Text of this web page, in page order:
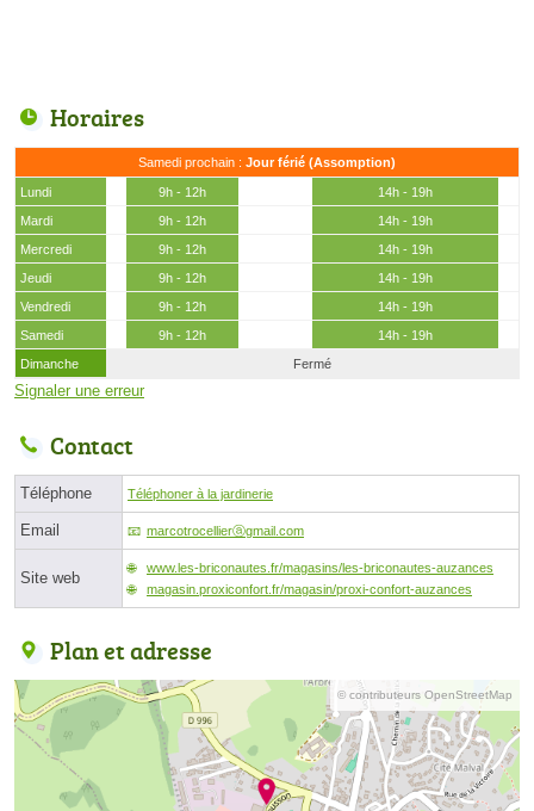
Horaires
Samedi prochain : Jour férié (Assomption)
Lundi 9h - 12h
14h - 19h
Mardi
9h - 12h
14h - 19h
Mercredi
9h - 12h
14h - 19h
Jeudi
9h - 12h
14h - 19h
Vendredi
9h - 12h
14h - 19h
Samedi
9h - 12h
14h - 19h
Dimanche
Fermé
Signaler une erreur
Contact
Téléphone Téléphoner à la jardinerie
Email marcotrocellierⓐgmail.com
Site web
www.les-briconautes.fr/magasins/les-briconautes-auzances
magasin.proxiconfort.fr/magasin/proxi-confort-auzances
Plan et adresse
© contributeurs OpenStreetMap